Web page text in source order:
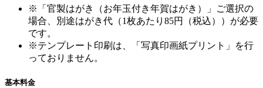
※「官製はがき（お年玉付き年賀はがき）」ご選択の
場合、別途はがき代（1枚あたり85円（税込））が必要
です。
※テンプレート印刷は、「写真印画紙プリント」を行
っておりません。
基本料金